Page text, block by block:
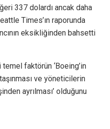
337 dolardı ancak daha
Times’ın raporunda
eksikliğinden bahsetti
temel faktörün ‘Boeing’in
ve yöneticilerin
ayrılması’ olduğunu